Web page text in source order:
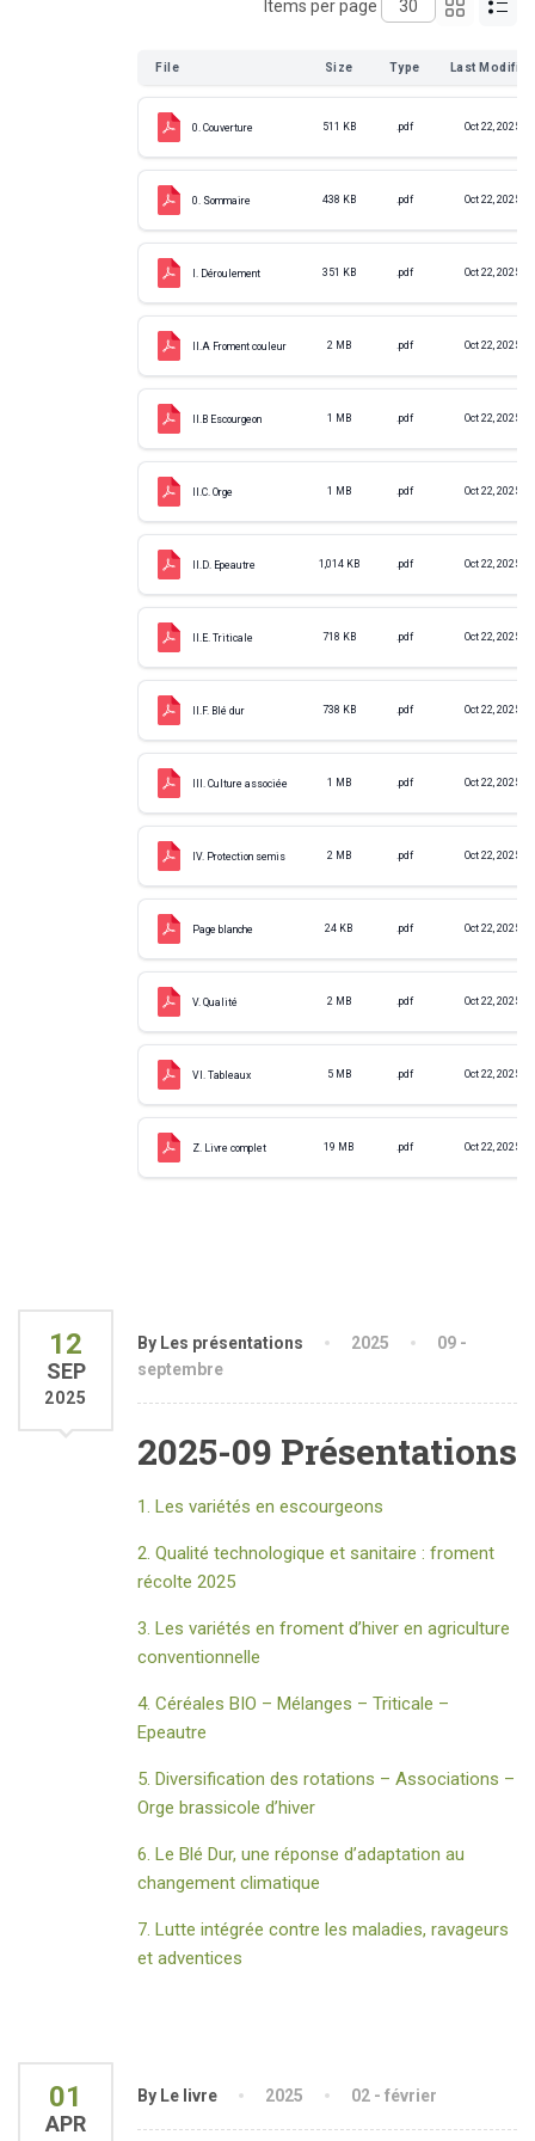
Items per page
File Size Type Last Modified
0. Couverture 511 KB .pdf Oct 22, 2025
0. Sommaire 438 KB .pdf Oct 22, 2025
I. Déroulement 351 KB .pdf Oct 22, 2025
II.A Froment couleur 2 MB .pdf Oct 22, 2025
II.B Escourgeon 1 MB .pdf Oct 22, 2025
II.C. Orge 1 MB .pdf Oct 22, 2025
II.D. Epeautre 1,014 KB .pdf Oct 22, 2025
II.E. Triticale 718 KB .pdf Oct 22, 2025
II.F. Blé dur 738 KB .pdf Oct 22, 2025
III. Culture associée 1 MB .pdf Oct 22, 2025
IV. Protection semis 2 MB .pdf Oct 22, 2025
Page blanche 24 KB .pdf Oct 22, 2025
V. Qualité 2 MB .pdf Oct 22, 2025
VI. Tableaux 5 MB .pdf Oct 22, 2025
Z. Livre complet 19 MB .pdf Oct 22, 2025
12
SEP
2025
By Les présentations 2025
09 -
septembre
2025-09 Présentations
1. Les variétés en escourgeons
2. Qualité technologique et sanitaire : froment
récolte 2025
3. Les variétés en froment d’hiver en agriculture
conventionnelle
4. Céréales BIO – Mélanges – Triticale –
Epeautre
5. Diversification des rotations – Associations –
Orge brassicole d’hiver
6. Le Blé Dur, une réponse d’adaptation au
changement climatique
7. Lutte intégrée contre les maladies, ravageurs
et adventices
01
APR
By Le livre 2025 02 - février